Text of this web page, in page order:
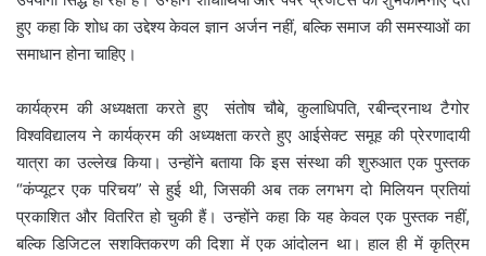
हुए कहा कि शोध का उद्देश्य केवल ज्ञान अर्जन नहीं, बल्कि समाज की समस्याओं का
समाधान होना चाहिए।
कार्यक्रम की अध्यक्षता करते हुए संतोष चौबे, कुलाधिपति, रबीन्द्रनाथ टैगोर
विश्वविद्यालय ने कार्यक्रम की अध्यक्षता करते हुए आईसेक्ट समूह की प्रेरणादायी
यात्रा का उल्लेख किया। उन्होंने बताया कि इस संस्था की शुरुआत एक पुस्तक
“कंप्यूटर एक परिचय” से हुई थी, जिसकी अब तक लगभग दो मिलियन प्रतियां
प्रकाशित और वितरित हो चुकी हैं। उन्होंने कहा कि यह केवल एक पुस्तक नहीं,
बल्कि डिजिटल सशक्तिकरण की दिशा में एक आंदोलन था। हाल ही में कृत्रिम